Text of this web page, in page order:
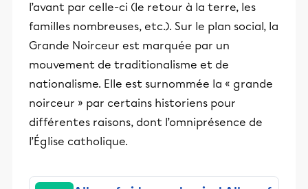
l’avant par celle-ci (le retour à la terre, les
familles nombreuses, etc.). Sur le plan social, la
Grande Noirceur est marquée par un
mouvement de traditionalisme et de
nationalisme. Elle est surnommée la « grande
noirceur » par certains historiens pour
différentes raisons, dont l’omniprésence de
l’Église catholique.